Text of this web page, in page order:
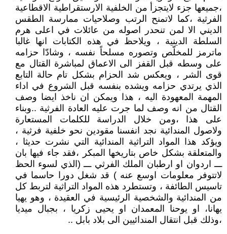
،جميعها جزء لايتجزأ من الخلفية الارستقراطية الاقطاعية
الفرثية ،كما لاتمنح الرتب وصلاحيات ممارسة الطقس
الديني الا لمن تنحدر اصوله من عائلات في اعلى هرم
السلطة الدينية ، ويلاحظ في هذه الكتابات انها غالبا
ماترمز للمخلّص وتصوره مسلحاً نفسه ، وشادّا حزامه
على وسطه قبل القفز الى الاعماق لمباشرة القتال مع
قوى الشر ، ويعكس شد الحزام بشكل تام حالة التابع
الذي يرتدي حزامه ويشده بنفسه قبل الشروع في اداء
المهمة المعهودة اليه ، هذا ويمكن ان ناخذ ايضا وصف
القتال من انه وصف لما جرت عليه العادة الفرثية ..وبناء
على هذا ،ومن خلال الدراسة للكلمات المستعارة
ولاصول المندائية نجد انفسنا مقودين نحو خلفية فرثية ،
ويؤكد هذا المواد التراثية المندائية التي نشرت حديثا ،
والمتعلقة بشكل خاص بتاريخها المبكر ،فقد جاء فيها بان
ـــ اردوان او ارطبان الملك الفرثي ـــ (الذي لسوء الحظ
لاتتوفر معلومات اوسع عنه ) قد شغل دورا حاسما في
تاسيس الطائفة ، وتستطرد هذه المواد التراثية لتربط كل
من المندائية والشخصية الرئيسية في العقيدة ، وهو يهيا
يهانا، او يوحنا المعمدان او يحيى زكريا ، بجبال ميديا
،وذلك قبل انتقال المندائيين الى بلاد بابل ..